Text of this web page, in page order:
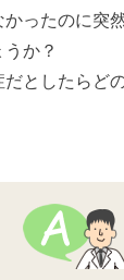
ったのに突
か？
だとしたらど